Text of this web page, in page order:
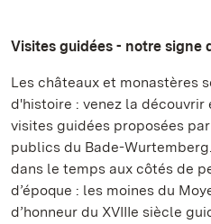
Visites guidées - notre
Les châteaux et monastères
d'histoire : venez la découvrir
visites guidées proposées
publics du Bade-
dans le temps aux côtés de
d’époque : les moines du
d’honneur du XVIIIe siècle